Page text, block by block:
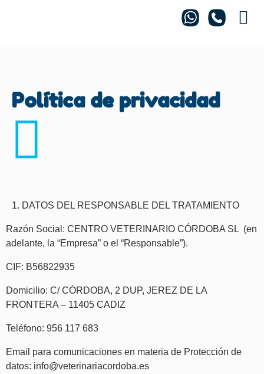
Política de privacidad
DATOS DEL RESPONSABLE DEL TRATAMIENTO
Razón Social: CENTRO VETERINARIO CÓRDOBA SL (en
adelante, la “Empresa” o el “Responsable”).
CIF: B56822935
Domicilio: C/ CÓRDOBA, 2 DUP, JEREZ DE LA
FRONTERA – 11405 CADIZ
Teléfono: 956 117 683
Email para comunicaciones en materia de Protección de
datos: info@veterinariacordoba.es